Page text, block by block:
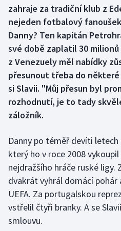
Curling
Dostihy
Florbal
Futsal
Golf
Házená
Jezdectví
Judo
zahraje za tradiční klub z
nejeden fotbalový
Danny? Ten kapitán
své době zaplatil 30
z Venezuely měl nabídky
přesunout třeba do některé
si Slavii. "Můj přesun byl
rozhodnutí, je to tady
záložník.
Danny po téměř devíti
který ho v roce 2008
nejdražšího hráče ruské
dvakrát vyhrál domácí pohár
UEFA. Za portugalskou
vstřelil čtyři branky. A se
smlouvu.